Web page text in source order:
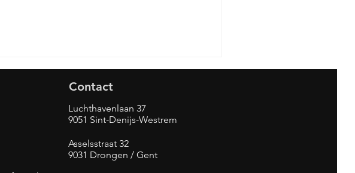
Contact
Luchthavenlaan 37
9051 Sint-Denijs-Westrem
Asselsstraat 32
9031 Drongen / Gent